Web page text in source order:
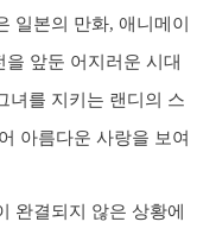
일본의 만화, 애니메이
을 앞둔 어지러운 시대
녀를 지키는 랜디의 스
아름다운 사랑을 보여
완결되지 않은 상황에